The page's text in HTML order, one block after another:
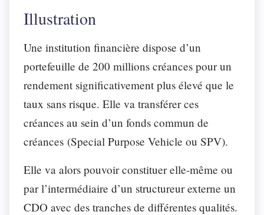
Illustration
Une institution financière dispose d’un
portefeuille de 200 millions créances pour un
rendement significativement plus élevé que le
taux sans risque. Elle va transférer ces
créances au sein d’un fonds commun de
créances (Special Purpose Vehicle ou SPV).
Elle va alors pouvoir constituer elle-même ou
par l’intermédiaire d’un structureur externe un
CDO avec des tranches de différentes qualités.